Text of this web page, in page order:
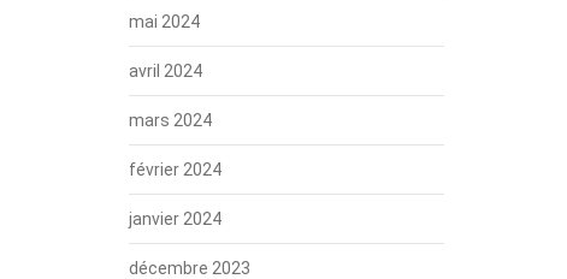
mai 2024
avril 2024
mars 2024
février 2024
janvier 2024
décembre 2023